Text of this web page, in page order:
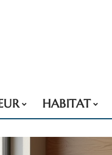
HABITAT